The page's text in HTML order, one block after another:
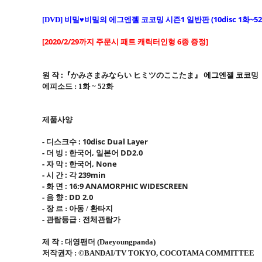
[DVD] 비밀♥비밀의 에그엔젤 코코밍 시즌1 일반판 (10disc 1화
[2020/2/29까지 주문시 패트 캐릭터인형 6종 증정]
원 작 :『かみさまみならい ヒミツのここたま』 에그엔젤 코코밍
에피소드 : 1화~ 52화
제품사양
- 디스크수 : 10disc Dual Layer
- 더 빙 : 한국어, 일본어 DD2.0
- 자 막 : 한국어, None
- 시 간 : 각 239min
- 화 면 : 16:9 ANAMORPHIC WIDESCREEN
- 음 향 : DD 2.0
- 장 르 : 아동 / 환타지
- 관람등급 : 전체관람가
제 작 : 대영팬더 (Daeyoungpanda)
저작권자 : ©BANDAI/TV TOKYO, COCOTAMA COMMITTEE